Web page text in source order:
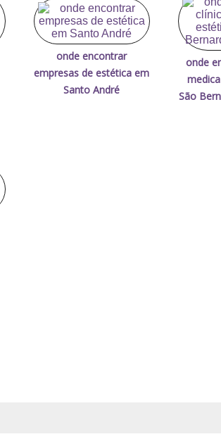
onde encontrar
empresas de estética em
Santo André
onde
São